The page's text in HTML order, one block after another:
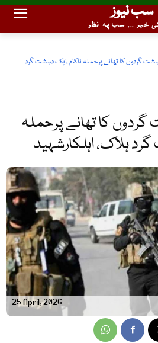
سب نیوز
خبر ... سب پہ نظر
گردوں کا تھانے پرحملہ ناکام ،ایک دہشت گرد
کا تھانے پرحملہ
ہلاک، اہلکارشہید
25 April, 2026